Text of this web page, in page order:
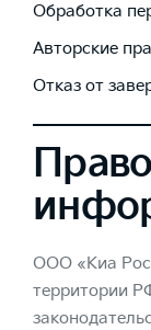
Обработка
Авторские
Отказ от
ООО «Киа
территории